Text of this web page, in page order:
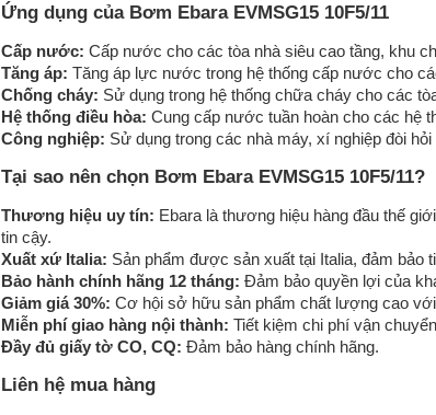
Ứng dụng của Bơm Ebara EVMSG15 10F5/11
Cấp nước: Cấp nước cho các tòa nhà siêu cao tầng, khu
Tăng áp: Tăng áp lực nước trong hệ thống cấp nước cho
Chống cháy: Sử dụng trong hệ thống chữa cháy cho các
Hệ thống điều hòa: Cung cấp nước tuần hoàn cho các hệ
Công nghiệp: Sử dụng trong các nhà máy, xí nghiệp đòi
Tại sao nên chọn Bơm Ebara EVMSG15 10F5/11?
Thương hiệu uy tín: Ebara là thương hiệu hàng đầu thế
tin cậy.
Xuất xứ Italia: Sản phẩm được sản xuất tại Italia, đảm bảo
Bảo hành chính hãng 12 tháng: Đảm bảo quyền lợi của
Giảm giá 30%: Cơ hội sở hữu sản phẩm chất lượng cao
Miễn phí giao hàng nội thành: Tiết kiệm chi phí vận
Đầy đủ giấy tờ CO, CQ: Đảm bảo hàng chính hãng.
Liên hệ mua hàng